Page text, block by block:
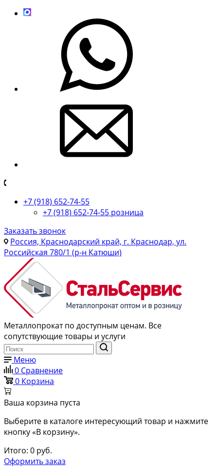
+7 (918) 652-74-55
+7 (918) 652-74-55 розница
Заказать звонок
Россия, Краснодарский край, г. Краснодар, ул.
Российская 780/1 (р-н Катюши)
Металлопрокат по доступным ценам. Все
сопутствующие товары и услуги
Меню
0 Сравнение
0 Корзина
Ваша корзина пуста
Выберите в каталоге интересующий товар и нажмите
кнопку «В корзину».
Итого: 0 руб.
Оформить заказ